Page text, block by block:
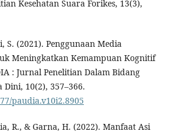
Kesehatan Suara Forikes, 13(3),
S. (2021). Penggunaan Media
Meningkatkan Kemampuan Kognitif
: Jurnal Penelitian Dalam Bidang
10(2), 357–366.
paudia.v10i2.8905
R., & Garna, H. (2022). Manfaat Asi